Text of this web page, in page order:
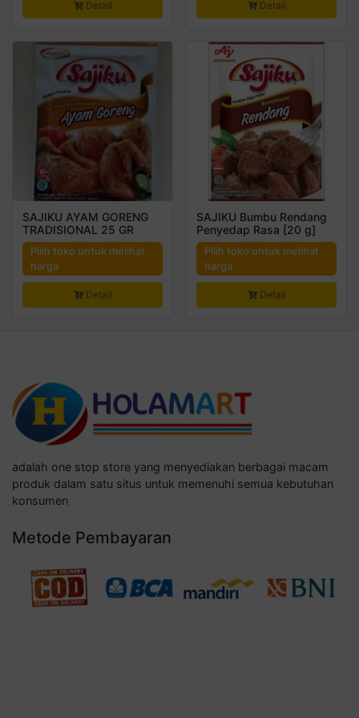
Detail Detail
SAJIKU AYAM GORENG
TRADISIONAL 25 GR
Pilih toko untuk melihat
harga
Detail
SAJIKU Bumbu Rendang
Penyedap Rasa [20 g]
Pilih toko untuk melihat
harga
Detail
adalah one stop store yang menyediakan berbagai macam
produk dalam satu situs untuk memenuhi semua kebutuhan
konsumen
Metode Pembayaran